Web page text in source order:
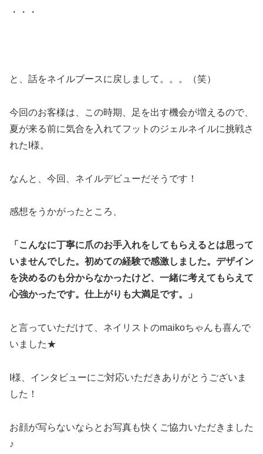
・・・
と、話をネイルブースに戻しまして。。。（笑）
今回のお客様は、この時期、足を出す機会が増えるので、
夏が来る前に気合を入れてフットのジェルネイルに挑戦さ
れたI様。
なんと、今回、ネイルデビューだそうです！
感想をうかがったところ、
「こんなに丁寧に爪のお手入れをしてもらえるとは思って
いませんでした。初めての経験で感激しました。デザイン
を決めるのも分からなかったけど、一緒に考えてもらえて
心強かったです。仕上がりも大満足です。」
と言っていただけて、ネイリストのmaikoちゃんも喜んで
いました★
I様、インタビューにご対応いただきありがとうございま
した！
お顔が写らないならとお写真も快くご協力いただきました
♪